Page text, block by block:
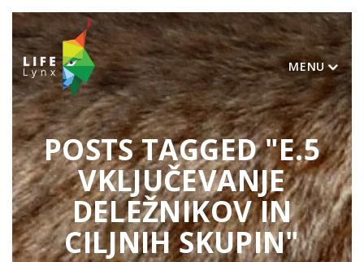
MENU
POSTS TAGGED "E.5
VKLJUČEVANJE
DELEŽNIKOV IN
CILJNIH SKUPIN"